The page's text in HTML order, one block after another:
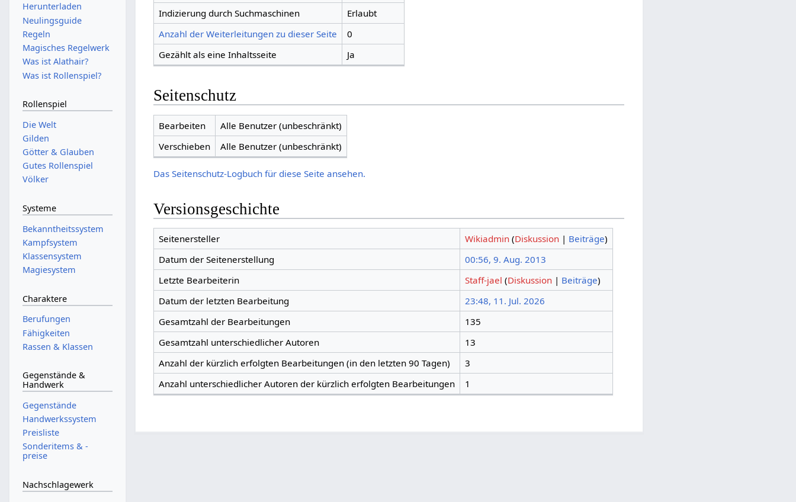
Indizierung durch Suchmaschinen
Erlaubt
Anzahl der Weiterleitungen zu dieser Seite
0
Gezählt als eine Inhaltsseite
Ja
Seitenschutz
Bearbeiten
Alle Benutzer (unbeschränkt)
Verschieben
Alle Benutzer (unbeschränkt)
Das Seitenschutz-Logbuch für diese Seite ansehen.
Versionsgeschichte
Seitenersteller Wikiadmin (Diskussion| Beiträge)
Datum der Seitenerstellung
00:56, 9. Aug. 2013
Letzte Bearbeiterin
Staff-jael (Diskussion| Beiträge)
Datum der letzten Bearbeitung
23:48, 11. Jul. 2026
Gesamtzahl der Bearbeitungen
135
Gesamtzahl unterschiedlicher Autoren
13
Anzahl der kürzlich erfolgten Bearbeitungen (in den letzten 90 Tagen)
3
Anzahl unterschiedlicher Autoren der kürzlich erfolgten Bearbeitungen
1
Herunterladen
Neulingsguide
Regeln
Magisches Regelwerk
Was ist Alathair?
Was ist Rollenspiel?
Rollenspiel
Die Welt
Gilden
Götter & Glauben
Gutes Rollenspiel
Völker
Systeme
Bekanntheitssystem
Kampfsystem
Klassensystem
Magiesystem
Charaktere
Berufungen
Fähigkeiten
Rassen & Klassen
Gegenstände &
Handwerk
Gegenstände
Handwerkssystem
Preisliste
Sonderitems & -
preise
Nachschlagewerk